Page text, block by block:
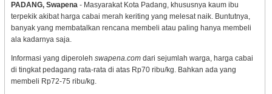
PADANG, Swapena- Masyarakat Kota Padang, khususnya kaum ibu
terpekik akibat harga cabai merah keriting yang melesat naik. Buntutnya,
banyak yang membatalkan rencana membeli atau paling hanya membeli
ala kadarnya saja.
Informasi yang diperoleh swapena.comdari sejumlah warga, harga cabai
di tingkat pedagang rata-rata di atas Rp70 ribu/kg. Bahkan ada yang
membeli Rp72-75 ribu/kg.